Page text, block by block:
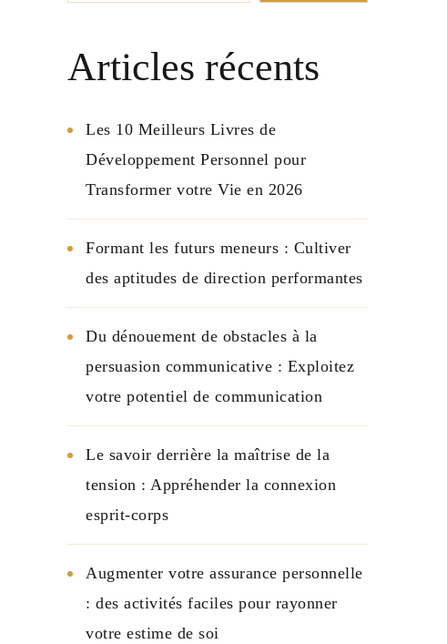
Articles récents
Les 10 Meilleurs Livres de
Développement Personnel pour
Transformer votre Vie en 2026
Formant les futurs meneurs : Cultiver
des aptitudes de direction performantes
Du dénouement de obstacles à la
persuasion communicative : Exploitez
votre potentiel de communication
Le savoir derrière la maîtrise de la
tension : Appréhender la connexion
esprit-corps
Augmenter votre assurance personnelle
: des activités faciles pour rayonner
votre estime de soi